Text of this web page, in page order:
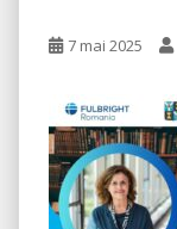
7 mai 2025